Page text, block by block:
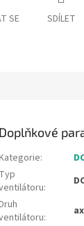
SE SDÍLET
Doplňkové
:
Typ
:
: